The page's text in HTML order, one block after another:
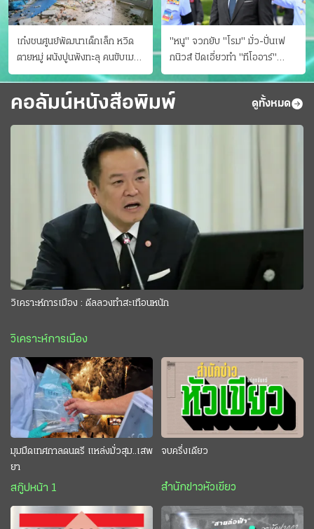
เก๋งชนศูนย์พัฒนาเด็กเล็ก หวิด
ตายหมู่ ผนังปูนพังทะลุ คนขับเมา
ยา
"หนู" จวกยับ "โรม" มั่ว-ปั่นเฟ
กนิวส์ ปัดเอี่ยวทํา "ทีโออาร์"
ต้นทางโกงสอบฉาว
คอลัมน์หนังสือพิมพ์ ดูทั้งหมด
วิเคราะห์การเมือง : ดีลลวงทำสะเทือนหนัก
วิเคราะห์การเมือง
มุมมืดเทศกาลดนตรี แหล่งมั่วสุม..เสพ
ยา
สกู๊ปหน้า 1
จบครึ่งเดียว
สำนักข่าวหัวเขียว